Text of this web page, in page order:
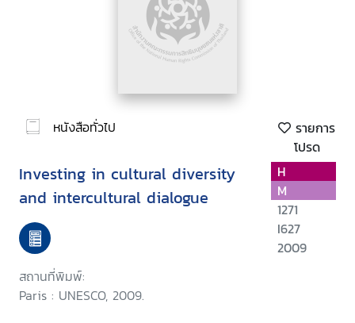
หนังสือทั่วไป
รายการ
โปรด
Investing in cultural diversity
and intercultural dialogue
สถานที่พิมพ์:
Paris : UNESCO, 2009.
H
M
1271
I627
2009